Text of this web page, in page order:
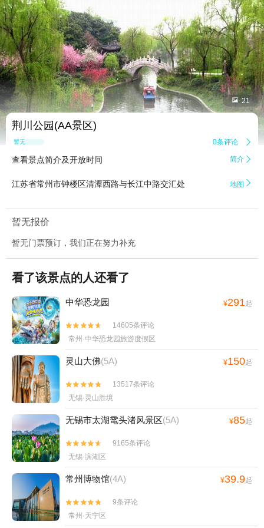
 21
荆川公园(AA景区)
暂无点评 0条评论 
查看景点简介及开放时间 简介 
江苏省常州市钟楼区清潭西路与长江中路交汇处 地图 
暂无报价
暂无门票预订，我们正在努力补充
看了该景点的人还看了
中华恐龙园 ¥291起


14605条评论
常州·中华恐龙园旅游度假区
灵山大佛(5A) ¥150起


13517条评论
无锡·灵山胜境
无锡市太湖鼋头渚风景区(5A) ¥85起


9165条评论
无锡·滨湖区
常州博物馆(4A) ¥39.9起


9条评论
常州·天宁区
